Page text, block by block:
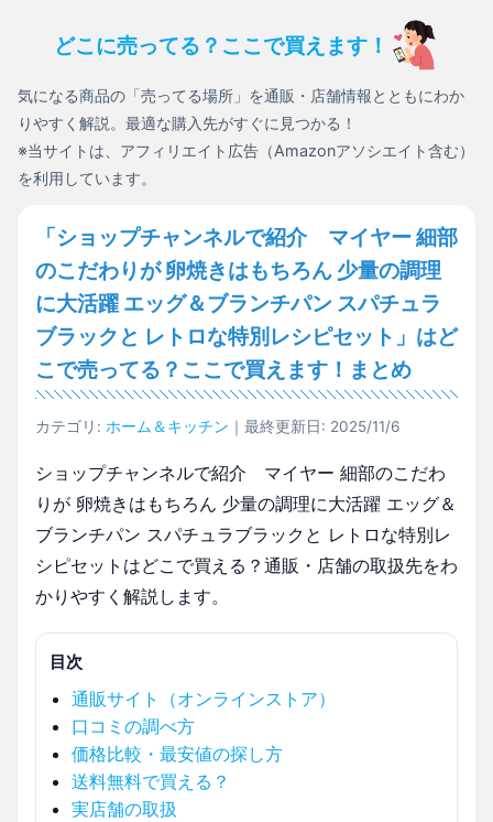
どこに売ってる？ここで買えます！
気になる商品の「売ってる場所」を通販・店舗情報とともにわか
りやすく解説。最適な購入先がすぐに見つかる！
※当サイトは、アフィリエイト広告（Amazonアソシエイト含む）
を利用しています。
「ショップチャンネルで紹介 マイヤー 細部
のこだわりが 卵焼きはもちろん 少量の調理
に大活躍 エッグ＆ブランチパン スパチュラ
ブラックと レトロな特別レシピセット」はど
こで売ってる？ここで買えます！まとめ
カテゴリ: ホーム＆キッチン ｜最終更新日: 2025/11/6
ショップチャンネルで紹介 マイヤー 細部のこだわ
りが 卵焼きはもちろん 少量の調理に大活躍 エッグ＆
ブランチパン スパチュラブラックと レトロな特別レ
シピセットはどこで買える？通販・店舗の取扱先をわ
かりやすく解説します。
目次
通販サイト（オンラインストア）
口コミの調べ方
価格比較・最安値の探し方
送料無料で買える？
実店舗の取扱